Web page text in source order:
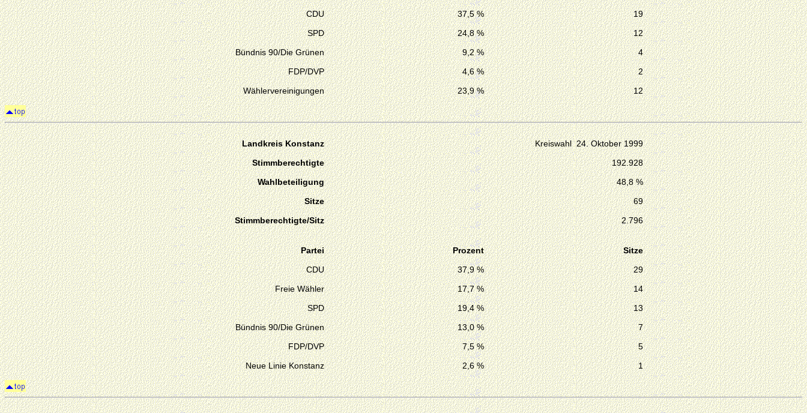
CDU
37,5 %
19
SPD
24,8 %
12
Bündnis 90/Die Grünen
9,2 %
4
FDP/DVP
4,6 %
2
Wählervereinigungen
23,9 % 12
Landkreis Konstanz
Kreiswahl 24. Oktober 1999
Stimmberechtigte
192.928
Wahlbeteiligung
48,8 %
Sitze
69
Stimmberechtigte/Sitz
2.796
Partei Prozent
Sitze
CDU
37,9 %
29
Freie Wähler
17,7 %
14
SPD
19,4 %
13
Bündnis 90/Die Grünen
13,0 %
7
FDP/DVP
7,5 %
5
Neue Linie Konstanz
2,6 % 1